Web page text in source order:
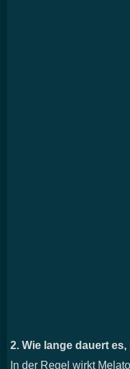
2. Wie lange dauert
In der Regel wirkt